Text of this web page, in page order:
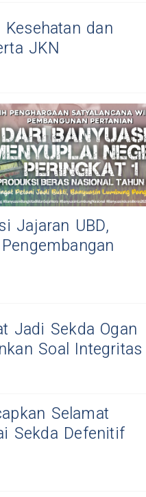
dan
JKN
Jajaran UBD,
Jadi Sekda Ogan
Soal Integritas
Selamat
Sekda Defenitif